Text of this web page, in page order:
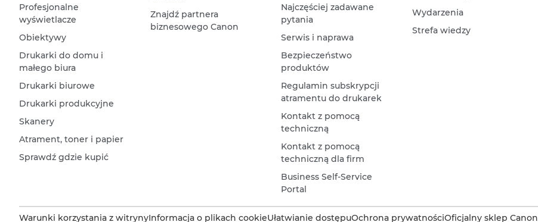
Profesjonalne
wyświetlacze
Obiektywy
Drukarki do domu i
małego biura
Drukarki biurowe
Drukarki produkcyjne
Skanery
Atrament, toner i papier
Sprawdź gdzie kupić
Znajdź partnera
biznesowego Canon
Najczęściej zadawane
pytania
Serwis i naprawa
Bezpieczeństwo
produktów
Regulamin subskrypcji
atramentu do drukarek
Kontakt z pomocą
techniczną
Kontakt z pomocą
techniczną dla firm
Business Self-Service
Portal
Wydarzenia
Strefa wiedzy
Warunki korzystania z witrynyInformacja o plikach cookieUłatwianie dostępuOchrona prywatnościOficjalny sklep Canon